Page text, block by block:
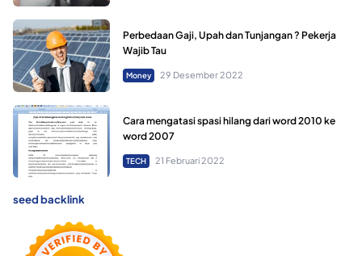
Perbedaan Gaji, Upah dan Tunjangan ? Pekerja
Wajib Tau
Money 29 Desember 2022
Cara mengatasi spasi hilang dari word 2010 ke
word 2007
TECH 21 Februari 2022
seed backlink